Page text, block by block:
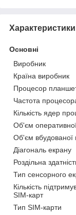
Характеристики
Основні
Виробник
Країна виробник
Процесор
Частота
Кількість ядер
Об'єм
Об'єм вбудованої
Діагональ екрану
Роздільна
Тип сенсорного
Кількість
SIM-карт
Тип SIM-карти